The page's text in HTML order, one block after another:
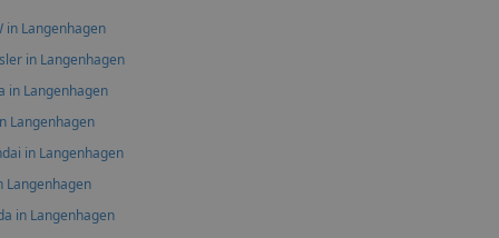
in Langenhagen
in Langenhagen
in Langenhagen
Langenhagen
in Langenhagen
Langenhagen
in Langenhagen